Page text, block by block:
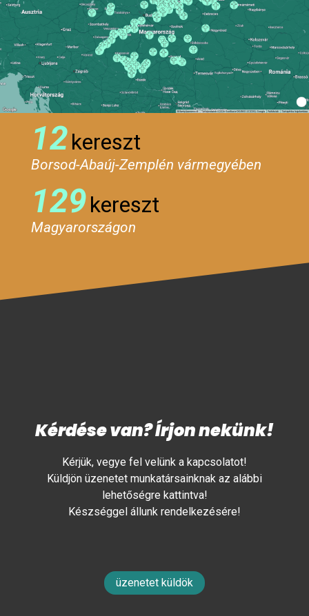
12kereszt
Borsod-Abaúj-Zemplén vármegyében
129kereszt
Magyarországon
Kérdése van? Írjon nekünk!
Kérjük, vegye fel velünk a kapcsolatot!
Küldjön üzenetet munkatársainknak az alábbi
lehetőségre kattintva!
Készséggel állunk rendelkezésére!
üzenetet küldök